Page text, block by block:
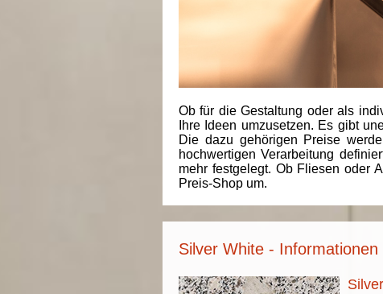
Ob für die Gestaltung oder als
Ihre Ideen umzusetzen. Es gibt
Die dazu gehörigen Preise
hochwertigen Verarbeitung
mehr festgelegt. Ob Fliesen oder
Preis-Shop um.
Silver White - Informationen